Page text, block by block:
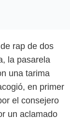
rap de dos
la pasarela
una tarima
en primer
el consejero
un aclamado